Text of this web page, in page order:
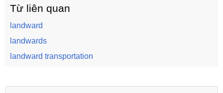
Từ liên quan
landward
landwards
landward transportation